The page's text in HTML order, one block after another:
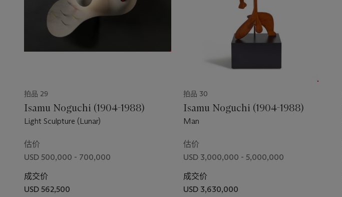
拍品 29
Isamu Noguchi (1904-1988)
Light Sculpture (Lunar)
估价
USD 500,000 - 700,000
成交价
USD 562,500
拍品 30
Isamu Noguchi (1904-1988)
Man
估价
USD 3,000,000 - 5,000,000
成交价
USD 3,630,000